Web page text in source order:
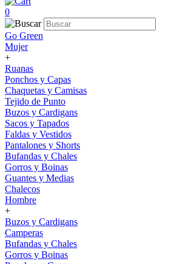
0
Go Green
Mujer
+
Ruanas
Ponchos y Capas
Chaquetas y Camisas
Tejido de Punto
Buzos y Cardigans
Sacos y Tapados
Faldas y Vestidos
Pantalones y Shorts
Bufandas y Chales
Gorros y Boinas
Guantes y Medias
Chalecos
Hombre
+
Buzos y Cardigans
Camperas
Bufandas y Chales
Gorros y Boinas